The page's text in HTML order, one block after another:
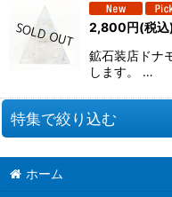
2,800円(税込
鉱石装店ドナ
します。 …
特集で絞り込む
☆ 新商品 ☆
ホーム